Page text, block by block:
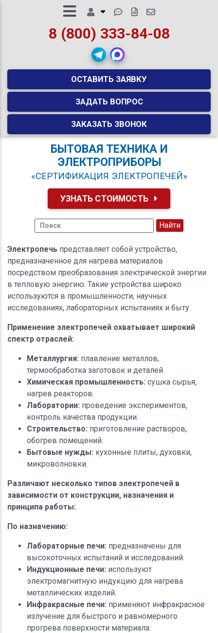
8 (800) 333-84-08
ОСТАВИТЬ ЗАЯВКУ
ЗАДАТЬ ВОПРОС
ЗАКАЗАТЬ ЗВОНОК
БЫТОВАЯ ТЕХНИКА И
ЭЛЕКТРОПРИБОРЫ
«СЕРТИФИКАЦИЯ ЭЛЕКТРОПЕЧЕЙ»
УЗНАТЬ СТОИМОСТЬ
Электропечь представляет собой устройство,
предназначенное для нагрева материалов
посредством преобразования электрической энергии
в тепловую энергию. Такие устройства широко
используются в промышленности, научных
исследованиях, лабораторных испытаниях и быту.
Применение электропечей охватывает широкий
спектр отраслей:
Металлургия: плавление металлов,
термообработка заготовок и деталей.
Химическая промышленность: сушка сырья,
нагрев реакторов.
Лаборатории: проведение экспериментов,
контроль качества продукции.
Строительство: приготовление растворов,
обогрев помещений.
Бытовые нужды: кухонные плиты, духовки,
микроволновки.
Различают несколько типов электропечей в
зависимости от конструкции, назначения и
принципа работы:
По назначению:
Лабораторные печи: предназначены для
высокоточных испытаний и исследований.
Индукционные печи: используют
электромагнитную индукцию для нагрева
металлических изделий.
Инфракрасные печи: применяют инфракрасное
излучение для быстрого и равномерного
прогрева поверхности материала.